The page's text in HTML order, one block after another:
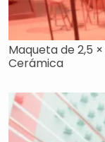
Maqueta de 2,5
Cerámica